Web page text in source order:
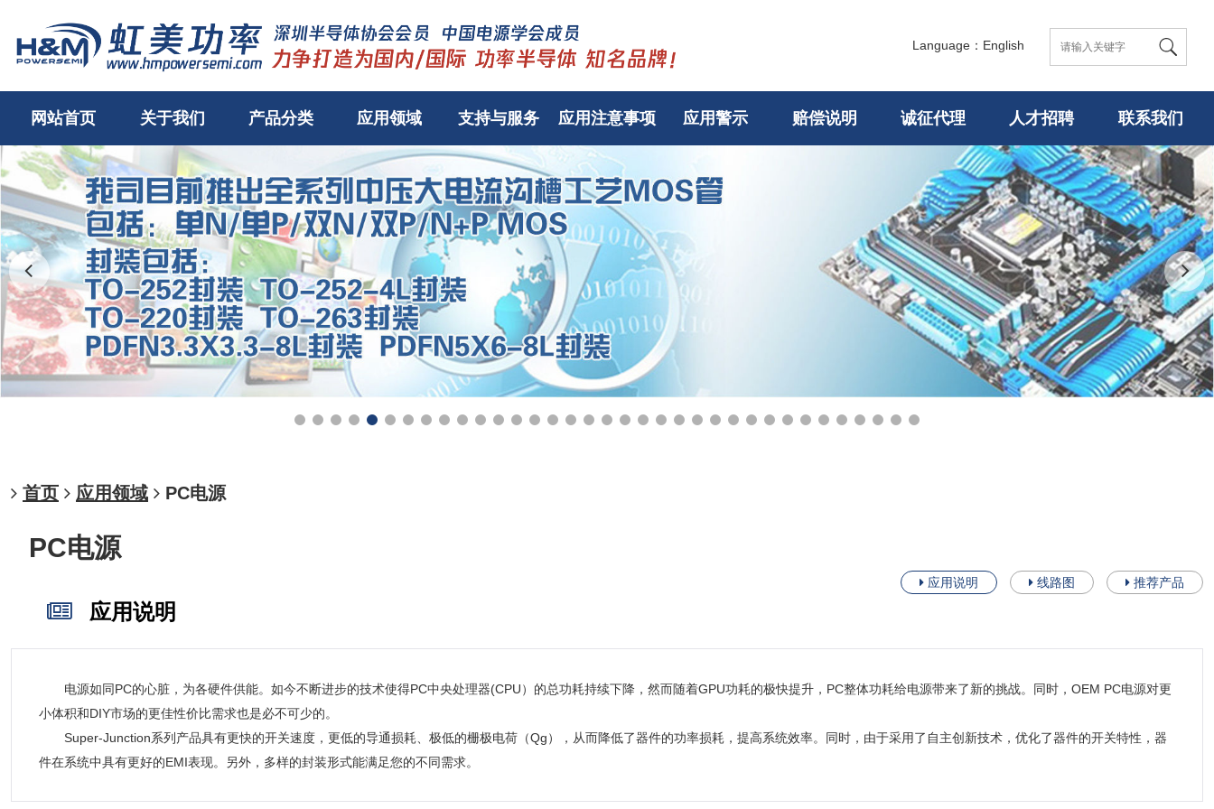
Language：English
网站首页 关于我们 产品分类 应用领域 支持与服务 应用注意事项 应用警示 赔偿说明 诚征代理 人才招聘 联系我们
首页 应用领域 PC电源
PC电源
应用说明 线路图 推荐产品
应用说明
电源如同PC的心脏，为各硬件供能。如今不断进步的技术使得PC中央处理器(CPU）的总功耗持续下降，然而随着GPU功耗的极快提升，PC整体功耗给电源带来了新的挑战。同时，OEM PC电源对更
小体积和DIY市场的更佳性价比需求也是必不可少的。
Super-Junction系列产品具有更快的开关速度，更低的导通损耗、极低的栅极电荷（Qg），从而降低了器件的功率损耗，提高系统效率。同时，由于采用了自主创新技术，优化了器件的开关特性，器
件在系统中具有更好的EMI表现。另外，多样的封装形式能满足您的不同需求。